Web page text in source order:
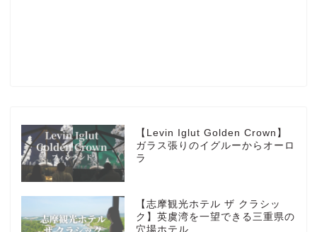
【Levin Iglut Golden Crown】
ガラス張りのイグルーからオーロ
ラ
【志摩観光ホテル ザ クラシッ
ク】英虞湾を一望できる三重県の
穴場ホテル
HOTEL
TRAVEL